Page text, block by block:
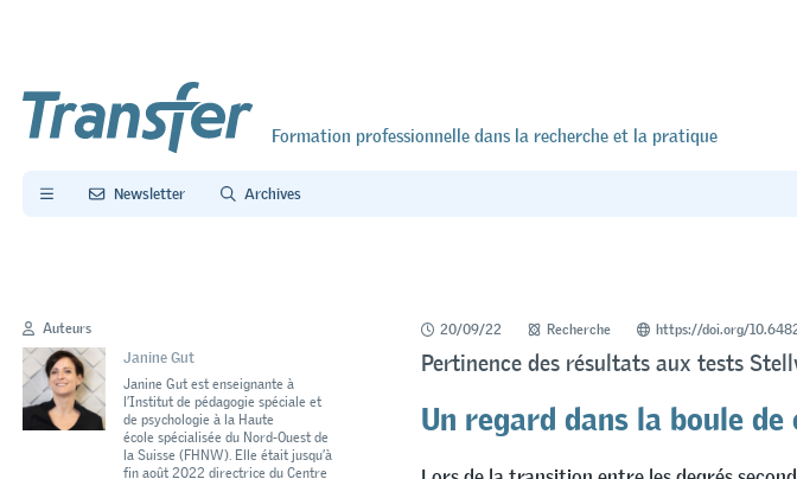
Formation professionnelle dans la recherche et la pratique
Newsletter Archives
Auteurs
Janine Gut
Janine Gut est enseignante à
l’Institut de pédagogie spéciale et
de psychologie à la Haute
école spécialisée du Nord-Ouest de
la Suisse (FHNW). Elle était jusqu’à
fin août 2022 directrice du Centre
20/09/22 Recherche https://doi.org/
Pertinence des résultats aux tests
Un regard dans la boule